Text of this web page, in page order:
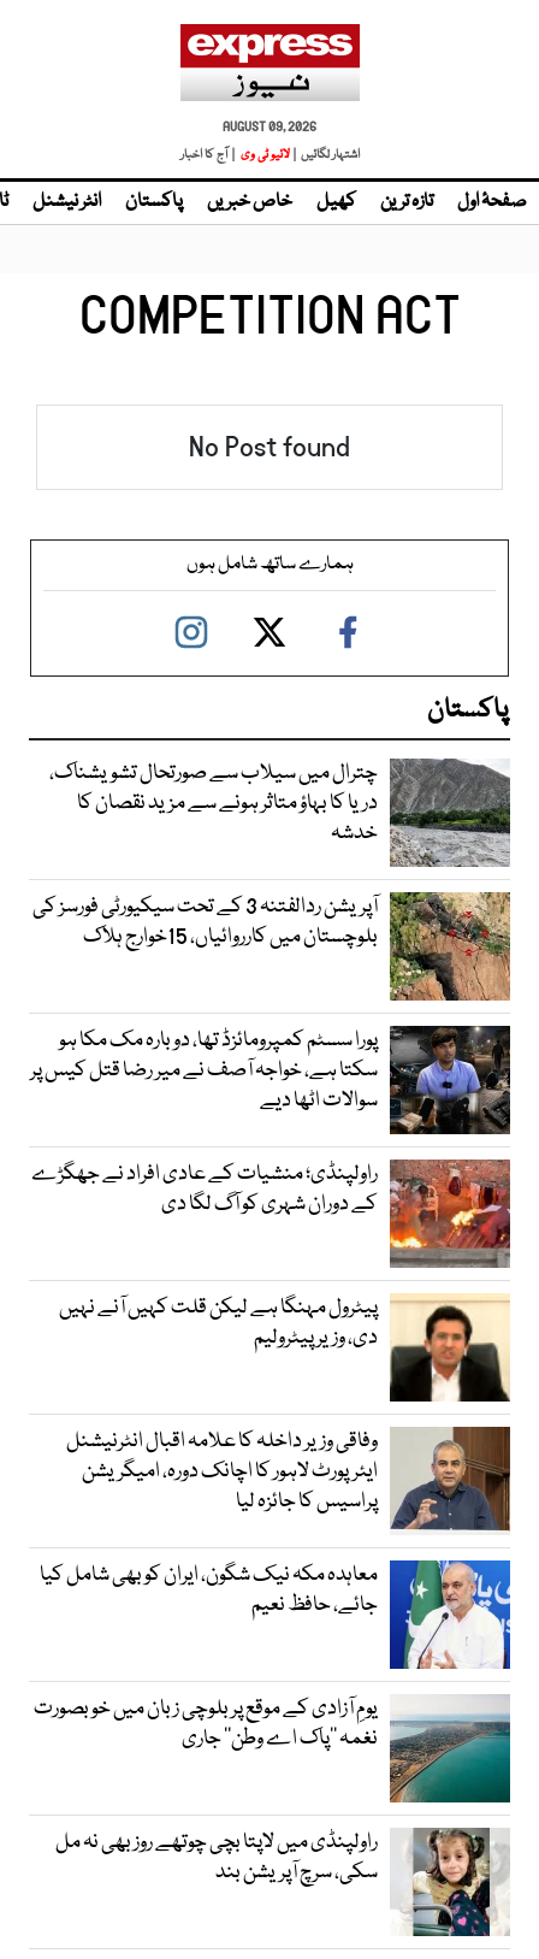
AUGUST 09, 2026
اشتہار لگائیں |
| آج کا اخبار
صفحۂ اول تازہ ترین کھیل خاص خبریں پاکستان انٹر نیشنل
COMPETITION ACT
No Post found
ہمارے ساتھ شامل ہوں
پاکستان
چترال میں سیلاب سے صورتحال تشویشناک،
دریا کا بہاؤ متاثر ہونے سے مزید نقصان کا
خدشہ
آپریشن ردالفتنہ 3 کے تحت سیکیورٹی فورسز کی
بلوچستان میں کارروائیاں، 15خوارج ہلاک
پورا سسٹم کمپرومائزڈ تھا، دوبارہ مک مکا ہو
سکتا ہے، خواجہ آصف نے میر رضا قتل کیس پر
سوالات اٹھا دیے
راولپنڈی؛ منشیات کے عادی افراد نے جھگڑے
کے دوران شہری کو آگ لگا دی
پیٹرول مہنگا ہے لیکن قلت کہیں آنے نہیں
دی، وزیر پیٹرولیم
وفاقی وزیر داخلہ کا علامہ اقبال انٹرنیشنل
ایئرپورٹ لاہور کا اچانک دورہ، امیگریشن
پراسیس کا جائزہ لیا
معاہدہ مکہ نیک شگون، ایران کو بھی شامل کیا
جائے، حافظ نعیم
یومِ آزادی کے موقع پر بلوچی زبان میں خوبصورت
نغمہ ’’پاک اے وطن‘‘ جاری
راولپنڈی میں لاپتا بچی چوتھے روز بھی نہ مل
سکی، سرچ آپریشن بند